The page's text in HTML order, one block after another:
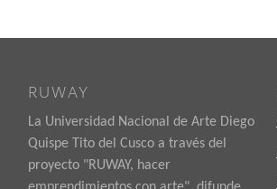
RUWAY
La Universidad Nacional de Arte Diego
Quispe Tito del Cusco a través del
proyecto "RUWAY, hacer